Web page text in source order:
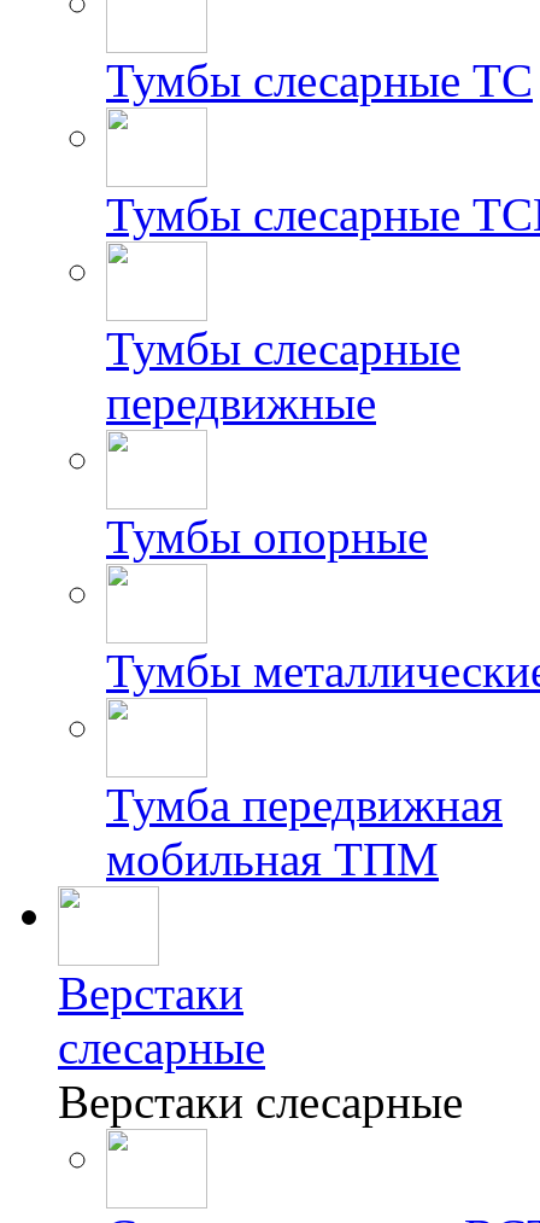
Тумбы слесарные ТС
Тумбы слесарные
Тумбы слесарные
передвижные
Тумбы опорные
Тумбы
Тумба передвижная
мобильная ТПМ
Верстаки
слесарные
Верстаки слесарные